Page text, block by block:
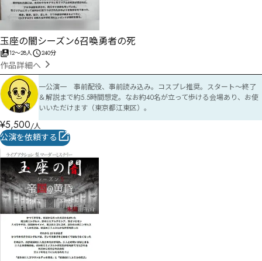
玉座の闇シーズン6召喚勇者の死
12〜28人 240分
作品詳細へ
一公演一　事前配役、事前読み込み。コスプレ推奨。スタート〜終了
＆解説まで約5.5時間想定。なお約40名が立って歩ける会場あり、お使
いいただけます（東京都江東区）。
¥5,500/人
公演を依頼する